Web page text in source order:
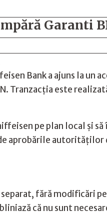
Garanti
Bank a ajuns la un
Tranzacția este
pe plan local și
aprobările
fără modificări
că nu sunt